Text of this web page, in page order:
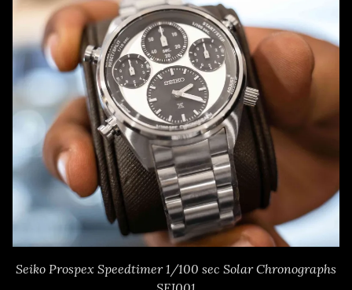
Seiko Prospex Speedtimer 1/100 sec Solar Chronographs